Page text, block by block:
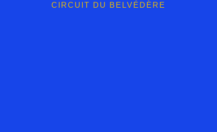
CIRCUIT DU BELVÉDÈRE